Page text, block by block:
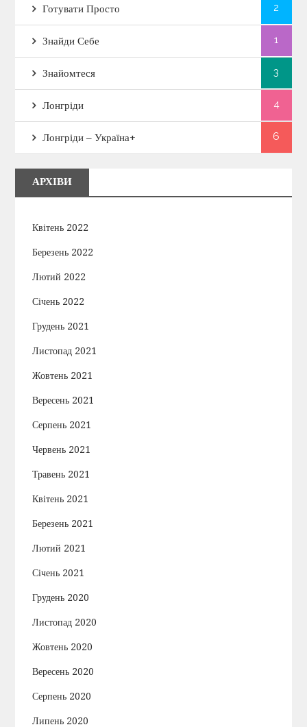
Готувати Просто 2
Знайди Себе 1
Знайомтеся 3
Лонгріди 4
Лонгріди – Україна+ 6
АРХІВИ
Квітень 2022
Березень 2022
Лютий 2022
Січень 2022
Грудень 2021
Листопад 2021
Жовтень 2021
Вересень 2021
Серпень 2021
Червень 2021
Травень 2021
Квітень 2021
Березень 2021
Лютий 2021
Січень 2021
Грудень 2020
Листопад 2020
Жовтень 2020
Вересень 2020
Серпень 2020
Липень 2020